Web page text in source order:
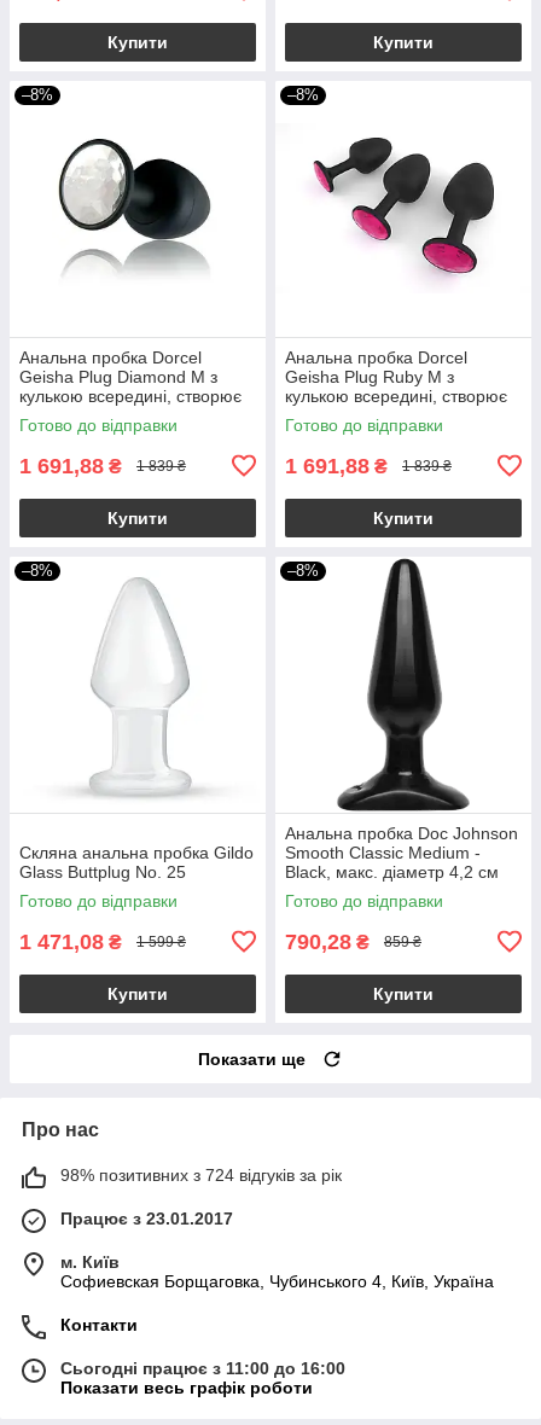
Купити Купити
–8%
Анальна пробка Dorcel
Geisha Plug Diamond M з
кулькою всередині, створює
вібрації, макс. діам. 3,2см
Готово до відправки
1 691,88 ₴ 1 839 ₴
Купити
–8%
Анальна пробка Dorcel
Geisha Plug Ruby M з
кулькою всередині, створює
вібрації, макс. діаметр 3,2см
Готово до відправки
1 691,88 ₴ 1 839 ₴
Купити
–8%
Скляна анальна пробка Gildo
Glass Buttplug No. 25
Готово до відправки
1 471,08 ₴ 1 599 ₴
Купити
–8%
Анальна пробка Doc Johnson
Smooth Classic Medium -
Black, макс. діаметр 4,2 см
Готово до відправки
790,28 ₴ 859 ₴
Купити
Показати ще
Про нас
98% позитивних з 724 відгуків за рік
Працює з 23.01.2017
м. Київ
Софиевская Борщаговка, Чубинського 4, Київ, Україна
Контакти
Сьогодні працює з 11:00 до 16:00
Показати весь графік роботи